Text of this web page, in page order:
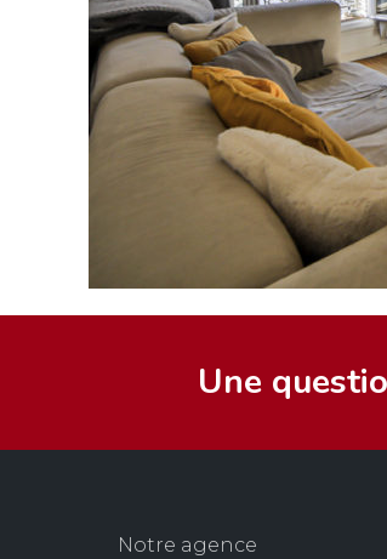
Une
Notre agence